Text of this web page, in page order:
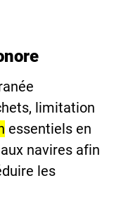
limitation
essentiels en
navires afin
les